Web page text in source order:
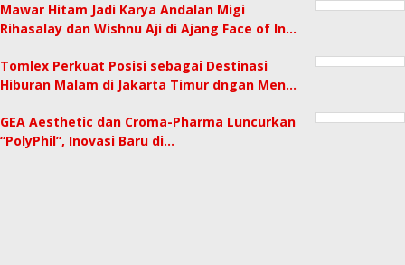
Mawar Hitam Jadi Karya Andalan Migi
Rihasalay dan Wishnu Aji di Ajang Face of In…
Tomlex Perkuat Posisi sebagai Destinasi
Hiburan Malam di Jakarta Timur dngan Men…
GEA Aesthetic dan Croma-Pharma Luncurkan
“PolyPhil”, Inovasi Baru di…